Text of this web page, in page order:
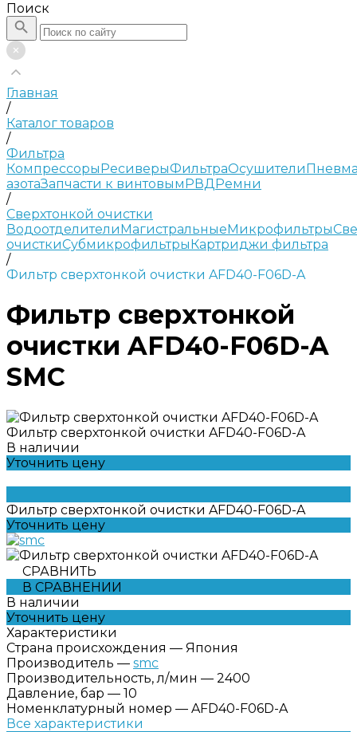
Поиск
Главная
/
Каталог товаров
/
Фильтра
КомпрессорыРесиверыФильтраОсушители
азотаЗапчасти к винтовымРВДРемни
/
Сверхтонкой очистки
ВодоотделителиМагистральныеМикрофильтры
очисткиСубмикрофильтрыКартриджи фильтра
/
Фильтр сверхтонкой очистки AFD40-F06D-A
Фильтр сверхтонкой
очистки AFD40-F06D-A
SMC
Фильтр сверхтонкой очистки AFD40-F06D-A
В наличии
Уточнить цену
Фильтр сверхтонкой очистки AFD40-F06D-A
Уточнить цену
СРАВНИТЬ
В СРАВНЕНИИ
В наличии
Уточнить цену
Характеристики
Страна происхождения — Япония
Производитель — smc
Производительность, л/мин — 2400
Давление, бар — 10
Номенклатурный номер — AFD40-F06D-A
Все характеристики